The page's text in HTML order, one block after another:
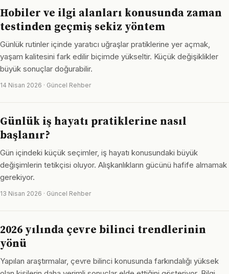
Hobiler ve ilgi alanları konusunda zaman
testinden geçmiş sekiz yöntem
Günlük rutinler içinde yaratıcı uğraşlar pratiklerine yer açmak,
yaşam kalitesini fark edilir biçimde yükseltir. Küçük değişiklikler
büyük sonuçlar doğurabilir.
14 Nisan 2026 · Güncel Rehber
Günlük iş hayatı pratiklerine nasıl
başlanır?
Gün içindeki küçük seçimler, iş hayatı konusundaki büyük
değişimlerin tetikçisi oluyor. Alışkanlıkların gücünü hafife almamak
gerekiyor.
13 Nisan 2026 · Güncel Rehber
2026 yılında çevre bilinci trendlerinin
yönü
Yapılan araştırmalar, çevre bilinci konusunda farkındalığı yüksek